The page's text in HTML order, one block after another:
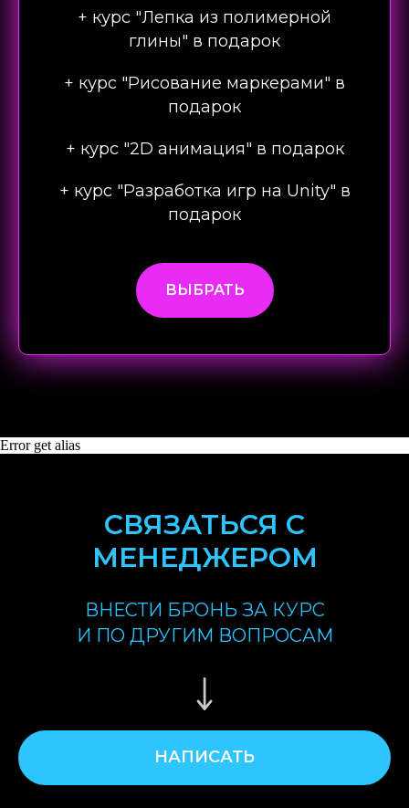
+ курс "Лепка из полимерной
глины" в подарок
+ курс "Рисование маркерами" в
подарок
+ курс "2D анимация" в подарок
+ курс "Разработка игр на Unity" в
подарок
ВЫБРАТЬ
Error get alias
СВЯЗАТЬСЯ С
МЕНЕДЖЕРОМ
ВНЕСТИ БРОНЬ ЗА КУРС
И ПО ДРУГИМ ВОПРОСАМ
НАПИСАТЬ